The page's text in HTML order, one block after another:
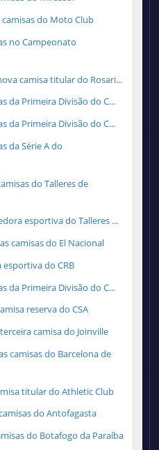
do Moto Club
no Campeonato
camisa titular do Rosari...
da Primeira Divisão do C...
da Primeira Divisão do C...
da Série A do
do Talleres de
esportiva do Talleres ...
camisas do El Nacional
esportiva do CRB
da Primeira Divisão do C...
reserva do CSA
camisa do Joinville
camisas do Barcelona de
titular do Athletic Club
do Antofagasta
do Botafogo da Paraíba